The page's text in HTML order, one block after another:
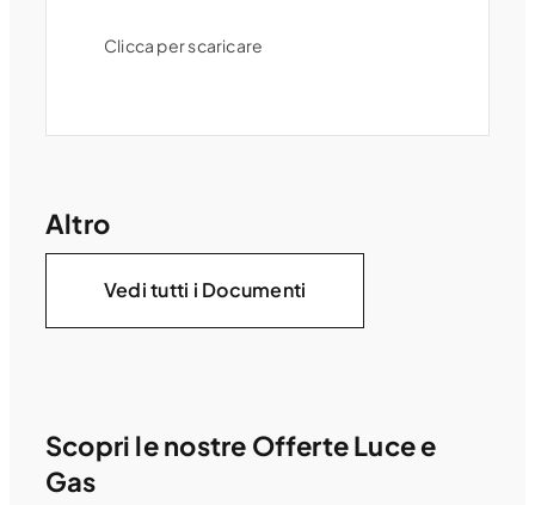
Clicca per scaricare
Altro
Vedi tutti i Documenti
Scopri le nostre Offerte Luce e
Gas